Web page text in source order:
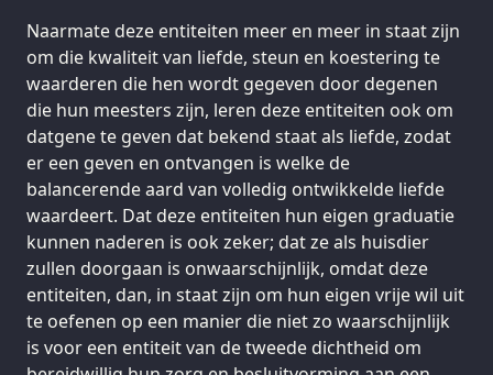
Naarmate deze entiteiten meer en meer in staat zijn
om die kwaliteit van liefde, steun en koestering te
waarderen die hen wordt gegeven door degenen
die hun meesters zijn, leren deze entiteiten ook om
datgene te geven dat bekend staat als liefde, zodat
er een geven en ontvangen is welke de
balancerende aard van volledig ontwikkelde liefde
waardeert. Dat deze entiteiten hun eigen graduatie
kunnen naderen is ook zeker; dat ze als huisdier
zullen doorgaan is onwaarschijnlijk, omdat deze
entiteiten, dan, in staat zijn om hun eigen vrije wil uit
te oefenen op een manier die niet zo waarschijnlijk
is voor een entiteit van de tweede dichtheid om